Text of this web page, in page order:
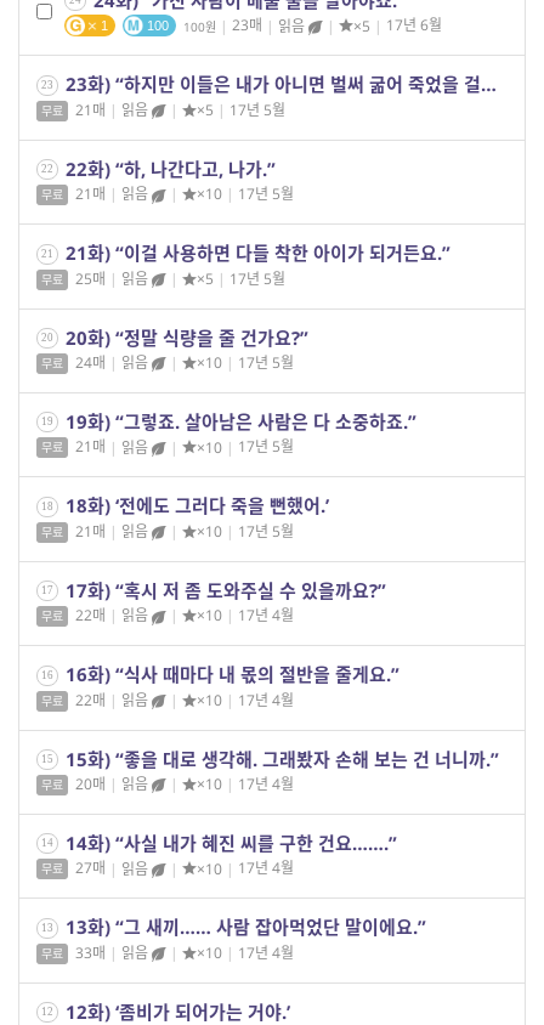
1 100 100 | 23매 | 읽음 | ×5 | 17년 6월
23 23화) “하지만 이들은 내가 아니면 벌써 굶어 죽었을 걸요?”
무료 21매 | 읽음 | ×5 | 17년 5월
22 22화) “하, 나간다고, 나가.”
무료 21매 | 읽음 | ×10 | 17년 5월
21 21화) “이걸 사용하면 다들 착한 아이가 되거든요.”
무료 25매 | 읽음 | ×5 | 17년 5월
20 20화) “정말 식량을 줄 건가요?”
무료 24매 | 읽음 | ×10 | 17년 5월
19 19화) “그렇죠. 살아남은 사람은 다 소중하죠.”
무료 21매 | 읽음 | ×10 | 17년 5월
18 18화) ‘전에도 그러다 죽을 뻔했어.’
무료 21매 | 읽음 | ×10 | 17년 5월
17 17화) “혹시 저 좀 도와주실 수 있을까요?”
무료 22매 | 읽음 | ×10 | 17년 4월
16 16화) “식사 때마다 내 몫의 절반을 줄게요.”
무료 22매 | 읽음 | ×10 | 17년 4월
15 15화) “좋을 대로 생각해. 그래봤자 손해 보는 건 너니까.”
무료 20매 | 읽음 | ×10 | 17년 4월
14 14화) “사실 내가 혜진 씨를 구한 건요…….”
무료 27매 | 읽음 | ×10 | 17년 4월
13 13화) “그 새끼…… 사람 잡아먹었단 말이에요.”
무료 33매 | 읽음 | ×10 | 17년 4월
12 12화) ‘좀비가 되어가는 거야.’